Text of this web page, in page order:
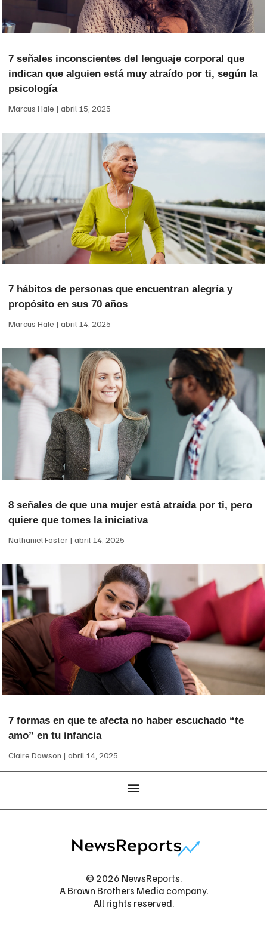
7 señales inconscientes del lenguaje corporal que
indican que alguien está muy atraído por ti, según la
psicología
Marcus Hale abril 15, 2025
7 hábitos de personas que encuentran alegría y
propósito en sus 70 años
Marcus Hale abril 14, 2025
8 señales de que una mujer está atraída por ti, pero
quiere que tomes la iniciativa
Nathaniel Foster abril 14, 2025
7 formas en que te afecta no haber escuchado “te
amo” en tu infancia
Claire Dawson abril 14, 2025
© 2026 NewsReports.
A Brown Brothers Media company.
All rights reserved.